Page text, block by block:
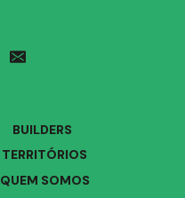
BUILDERS
TERRITÓRIOS
QUEM SOMOS